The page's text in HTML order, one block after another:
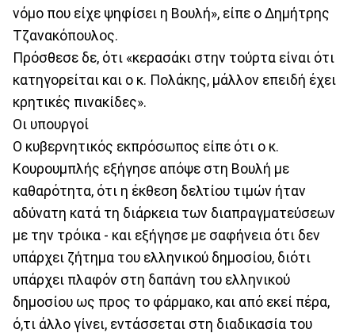
νόμο που είχε ψηφίσει η Βουλή», είπε ο Δημήτρης
Τζανακόπουλος.
Πρόσθεσε δε, ότι «κερασάκι στην τούρτα είναι ότι
κατηγορείται και ο κ. Πολάκης, μάλλον επειδή έχει
κρητικές πινακίδες».
Οι υπουργοί
Ο κυβερνητικός εκπρόσωπος είπε ότι ο κ.
Κουρουμπλής εξήγησε απόψε στη Βουλή με
καθαρότητα, ότι η έκθεση δελτίου τιμών ήταν
αδύνατη κατά τη διάρκεια των διαπραγματεύσεων
με την τρόικα - και εξήγησε με σαφήνεια ότι δεν
υπάρχει ζήτημα του ελληνικού δημοσίου, διότι
υπάρχει πλαφόν στη δαπάνη του ελληνικού
δημοσίου ως προς το φάρμακο, και από εκεί πέρα,
ό,τι άλλο γίνει, εντάσσεται στη διαδικασία του